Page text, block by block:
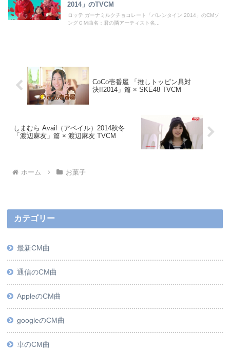
2014」のTVCM
ロッテ ガーナミルクチョコレート「バレンタイン 2014」のCMソ
ングＣＭ曲名：君の隣アーティスト名...
CoCo壱番屋 「推しトッピン具対
決!!2014」篇 × SKE48 TVCM
しまむら Avail（アベイル）2014秋冬
「渡辺麻友」篇 × 渡辺麻友 TVCM
ホーム お菓子
カテゴリー
最新CM曲
通信のCM曲
AppleのCM曲
googleのCM曲
車のCM曲